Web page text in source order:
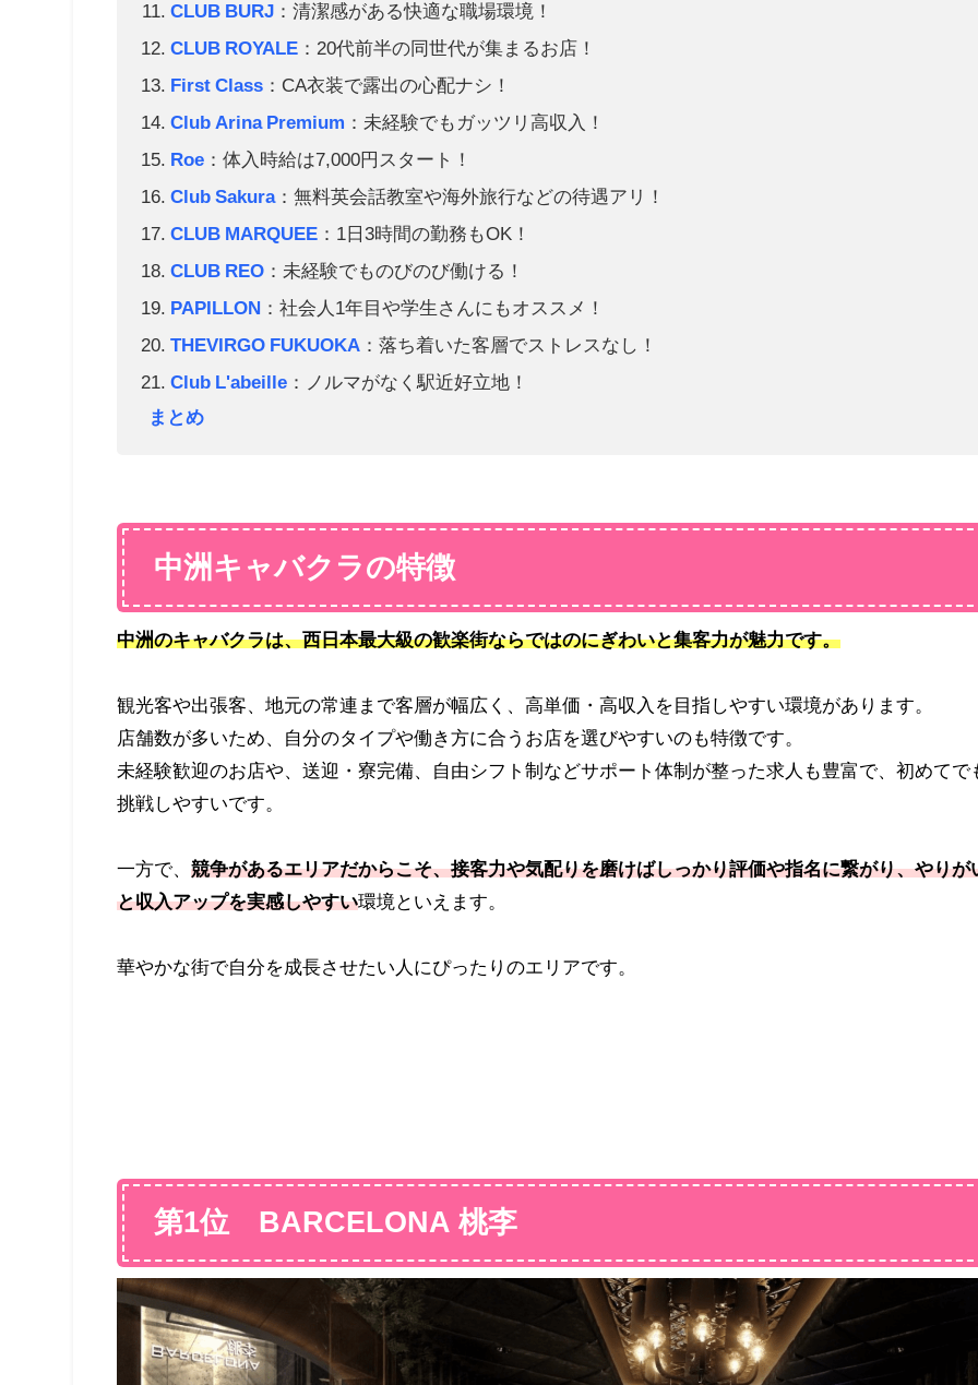
CLUB BURJ ：清潔感がある快適な職場環境！
CLUB ROYALE ：20代前半の同世代が集まるお店！
First Class ：CA衣装で露出の心配ナシ！
Club Arina Premium ：未経験でもガッツリ高収入！
Roe ：体入時給は7,000円スタート！
Club Sakura ：無料英会話教室や海外旅行などの待遇アリ！
CLUB MARQUEE ：1日3時間の勤務もOK！
CLUB REO ：未経験でものびのび働ける！
PAPILLON ：社会人1年目や学生さんにもオススメ！
THEVIRGO FUKUOKA ：落ち着いた客層でストレスなし！
Club L'abeille ：ノルマがなく駅近好立地！
まとめ
中洲キャバクラの特徴
中洲のキャバクラは、西日本最大級の歓楽街ならではのにぎわいと集客力が魅力です。
観光客や出張客、地元の常連まで客層が幅広く、高単価・高収入を目指しやすい環境があります。
店舗数が多いため、自分のタイプや働き方に合うお店を選びやすいのも特徴です。
未経験歓迎のお店や、送迎・寮完備、自由シフト制などサポート体制が整った求人も豊富で、初めてで
挑戦しやすいです。
一方で、競争があるエリアだからこそ、接客力や気配りを磨けばしっかり評価や指名に繋がり、やりが
と収入アップを実感しやすい環境といえます。
華やかな街で自分を成長させたい人にぴったりのエリアです。
第1位 BARCELONA 桃李